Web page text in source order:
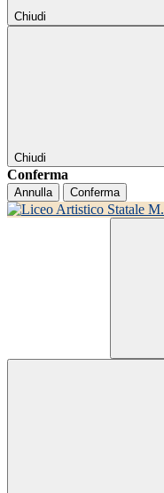
Chiudi
Chiudi
Conferma
Annulla Conferma